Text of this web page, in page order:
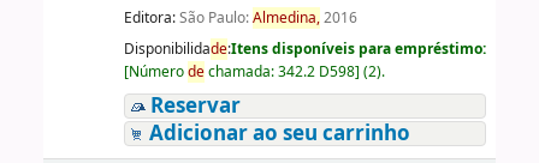
Editora:São Paulo:Almedina,2016
Disponibilidade:Itens disponíveis para empréstimo:
[Númerodechamada:342.2 D598] (2).
Reservar
Adicionar ao seu carrinho